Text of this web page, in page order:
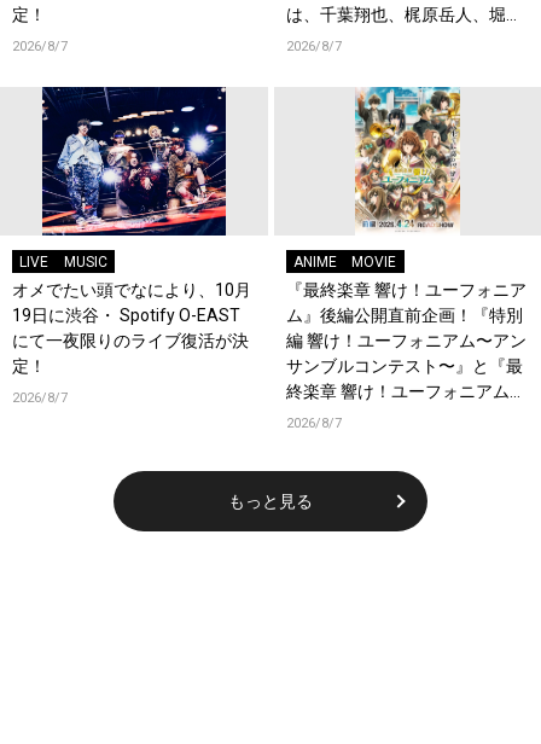
定！
2026/8/7
は、千葉翔也、梶原岳人、堀江
瞬、綿貫竜之介！PV第1弾公
2026/8/7
LIVE MUSIC
オメでたい頭でなにより、10月
19日に渋谷・ Spotify O-EAST
にて一夜限りのライブ復活が決
定！
2026/8/7
ANIME MOVIE
『最終楽章 響け！ユーフォニア
ム』後編公開直前企画！『特別
編 響け！ユーフォニアム〜アン
サンブルコンテスト〜』と『最
終楽章 響け！ユーフォニアム』
前編の一挙上映が決定！
2026/8/7
もっと見る